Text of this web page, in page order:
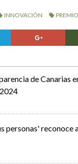
INNOVACIÓN
de Canarias
personas' reconoce